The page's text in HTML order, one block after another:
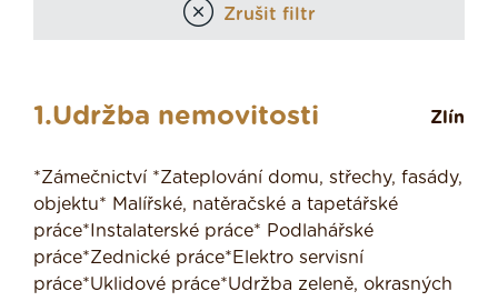
Zrušit filtr
1.Udržba nemovitosti Zlín
*Zámečnictví *Zateplování domu, střechy, fasády,
objektu* Malířské, natěračské a tapetářské
práce*Instalaterské práce* Podlahářské
práce*Zednické práce*Elektro servisní
práce*Uklidové práce*Udržba zeleně, okrasných